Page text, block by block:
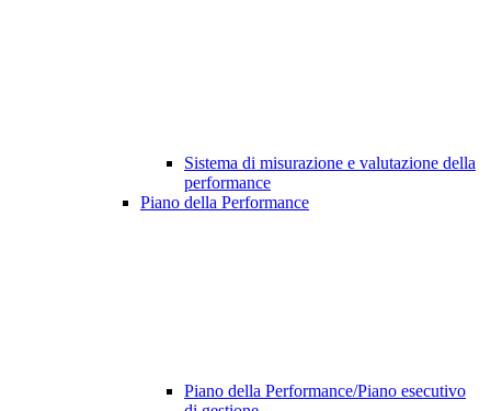
Sistema di misurazione e valutazione della
performance
Piano della Performance
Piano della Performance/Piano esecutivo